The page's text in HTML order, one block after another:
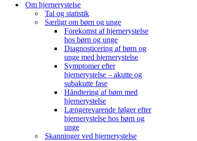
Om hjernerystelse
Tal og statistik
Særligt om børn og unge
Forekomst af hjernerystelse
hos børn og unge
Diagnosticering af børn og
unge med hjernerystelse
Symptomer efter
hjernerystelse – akutte og
subakutte fase
Håndtering af børn med
hjernerystelse
Længerevarende følger efter
hjernerystelse hos børn og
unge
Skanninger ved hjernerystelse